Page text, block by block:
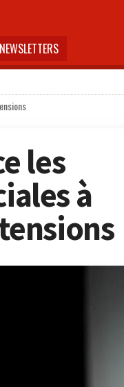
NEWSLETTERS
les
à